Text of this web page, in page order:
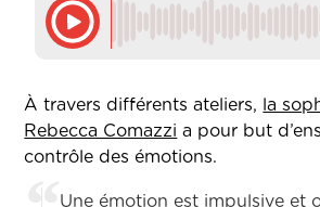
À travers différents ateliers, la
Rebecca Comazzi a pour but
contrôle des émotions.
Une émotion est impulsive et